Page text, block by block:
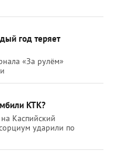
год теряет
«За рулём»
КТК?
Каспийский
ударили по